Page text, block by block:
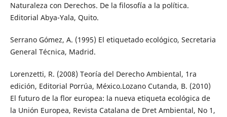
Naturaleza con Derechos. De la filosofía a la política.
Editorial Abya-Yala, Quito.
Serrano Gómez, A. (1995) El etiquetado ecológico, Secretaria
General Técnica, Madrid.
Lorenzetti, R. (2008) Teoría del Derecho Ambiental, 1ra
edición, Editorial Porrúa, México.Lozano Cutanda, B. (2010)
El futuro de la flor europea: la nueva etiqueta ecológica de
la Unión Europea, Revista Catalana de Dret Ambiental, No 1,